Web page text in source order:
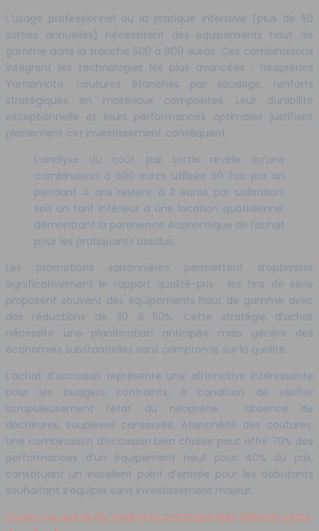
L’usage professionnel ou la pratique intensive (plus de 50
sorties annuelles) nécessitent des équipements haut de
gamme dans la tranche 500 à 800 euros. Ces combinaisons
intègrent les technologies les plus avancées : néoprènes
Yamamoto, coutures étanches par soudage, renforts
stratégiques en matériaux composites. Leur durabilité
exceptionnelle et leurs performances optimales justifient
pleinement cet investissement conséquent.
L’analyse du coût par sortie révèle qu’une
combinaison à 600 euros utilisée 50 fois par an
pendant 4 ans revient à 3 euros par utilisation,
soit un tarif inférieur à une location quotidienne,
démontrant la pertinence économique de l’achat
pour les pratiquants assidus.
Les promotions saisonnières permettent d’optimiser
significativement le rapport qualité-prix : les fins de série
proposent souvent des équipements haut de gamme avec
des réductions de 30 à 50%. Cette stratégie d’achat
nécessite une planification anticipée mais génère des
économies substantielles sans compromis sur la qualité.
L’achat d’occasion représente une alternative intéressante
pour les budgets contraints, à condition de vérifier
scrupuleusement l’état du néoprène : absence de
déchirures, souplesse conservée, étanchéité des coutures.
Une combinaison d’occasion bien choisie peut offrir 70% des
performances d’un équipement neuf pour 40% du prix,
constituant un excellent point d’entrée pour les débutants
souhaitant s’équiper sans investissement majeur.
Qu’est-ce que le dry tooling et comment bien débuter cette